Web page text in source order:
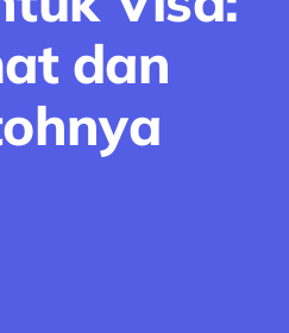
dan